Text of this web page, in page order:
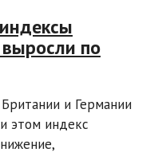
по
и Германии
этом индекс